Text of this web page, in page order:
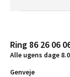
Ring 86 26 06
Alle ugens dage
Genveje